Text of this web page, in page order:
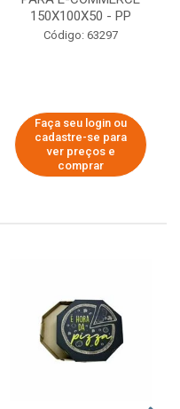
150X100X50 - PP
Código: 63297
Faça seu login ou
cadastre-se para
ver preços e
comprar